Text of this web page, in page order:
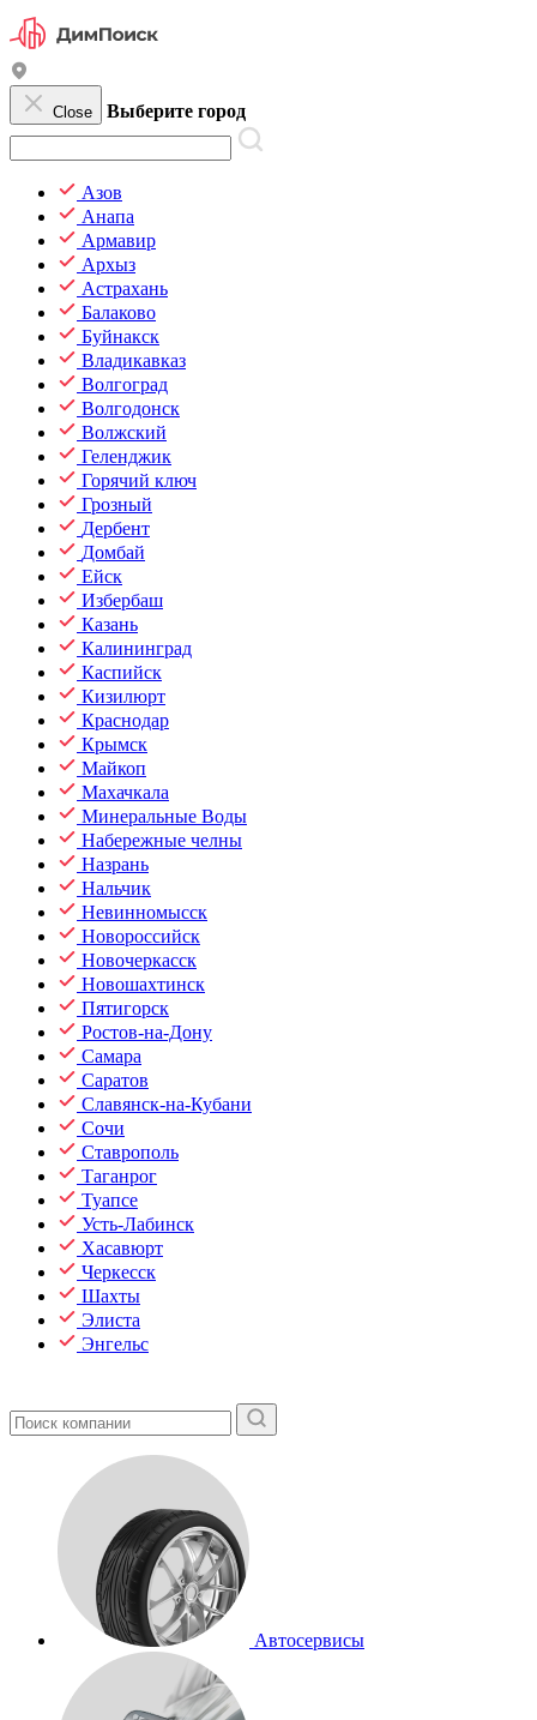
Close Выберите город
Азов
Анапа
Армавир
Архыз
Астрахань
Балаково
Буйнакск
Владикавказ
Волгоград
Волгодонск
Волжский
Геленджик
Горячий ключ
Грозный
Дербент
Домбай
Ейск
Избербаш
Казань
Калининград
Каспийск
Кизилюрт
Краснодар
Крымск
Майкоп
Махачкала
Минеральные Воды
Набережные челны
Назрань
Нальчик
Невинномысск
Новороссийск
Новочеркасск
Новошахтинск
Пятигорск
Ростов-на-Дону
Самара
Саратов
Славянск-на-Кубани
Сочи
Ставрополь
Таганрог
Туапсе
Усть-Лабинск
Хасавюрт
Черкесск
Шахты
Элиста
Энгельс
Автосервисы